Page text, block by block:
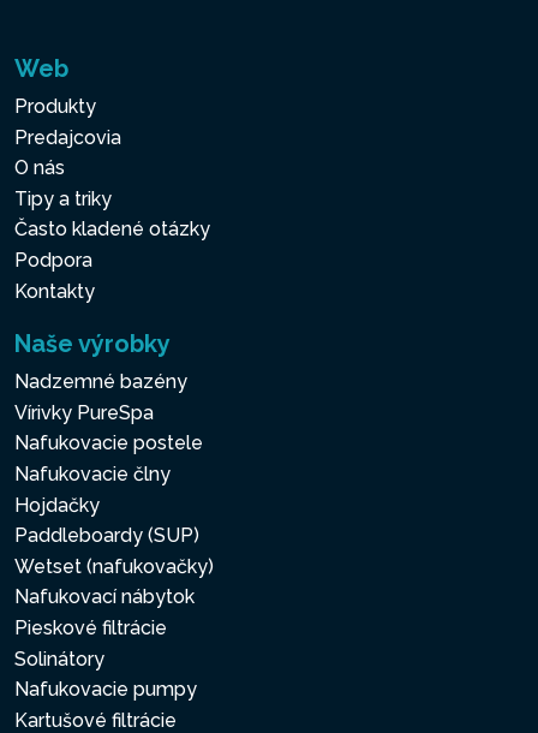
Web
Produkty
Predajcovia
O nás
Tipy a triky
Často kladené otázky
Podpora
Kontakty
Naše výrobky
Nadzemné bazény
Vírivky PureSpa
Nafukovacie postele
Nafukovacie člny
Hojdačky
Paddleboardy (SUP)
Wetset (nafukovačky)
Nafukovací nábytok
Pieskové filtrácie
Solinátory
Nafukovacie pumpy
Kartušové filtrácie